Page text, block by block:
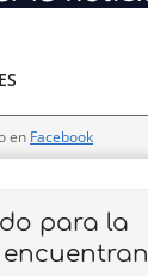
en Facebook
para la